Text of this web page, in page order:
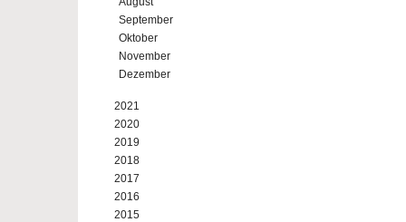
September
Oktober
November
Dezember
2021
2020
2019
2018
2017
2016
2015